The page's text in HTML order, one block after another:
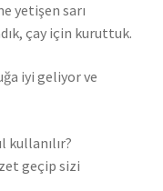
yetişen sarı
çay için kuruttuk.
iyi geliyor ve
kullanılır?
geçip sizi